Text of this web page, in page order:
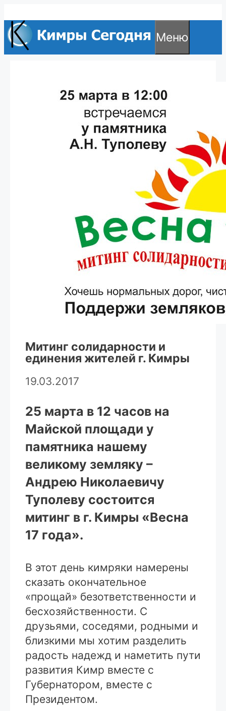
к
содержимому
Меню
Митинг солидарности и
единения жителей г. Кимры
19.03.2017
25 марта в 12 часов на
Майской площади у
памятника нашему
великому земляку –
Андрею Николаевичу
Туполеву состоится
митинг в г. Кимры «Весна
17 года».
В этот день кимряки намерены
сказать окончательное
«прощай» безответственности и
бесхозяйственности. С
друзьями, соседями, родными и
близкими мы хотим разделить
радость надежд и наметить пути
развития Кимр вместе с
Губернатором, вместе с
Президентом.